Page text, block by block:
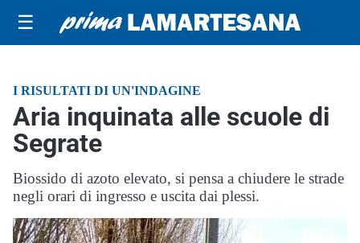
☰
I RISULTATI DI UN'INDAGINE
Aria inquinata alle scuole di
Segrate
Biossido di azoto elevato, si pensa a chiudere le strade
negli orari di ingresso e uscita dai plessi.